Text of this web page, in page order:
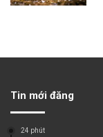
Tin mới đăng
24 phút